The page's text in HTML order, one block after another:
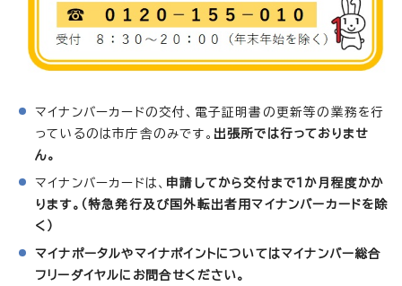
マイナンバーカードの交付、電子証明書の更新等の業務を行
っているのは市庁舎のみです。 出張所では行っておりませ
ん。
マイナンバーカードは、 申請してから交付まで1か月程度かか
ります。（特急発行及び国外転出者用マイナンバーカードを除
く）
マイナポータルやマイナポイントについてはマイナンバー総合
フリーダイヤルにお問合せください。